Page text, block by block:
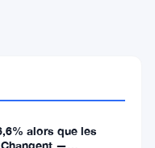
alors que les
—